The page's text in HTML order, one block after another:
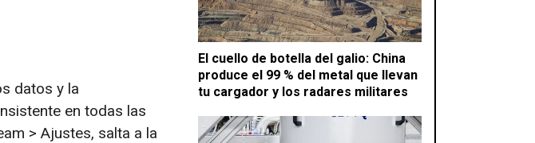
El cuello de botella del galio: China
produce el 99 % del metal que llevan
tu cargador y los radares militares
datos y la
en todas las
> Ajustes, salta a la